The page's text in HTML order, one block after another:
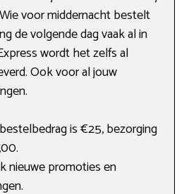
voor middernacht bestelt
de volgende dag vaak al in
wordt het zelfs al
Ook voor al jouw
is €25, bezorging
nieuwe promoties en